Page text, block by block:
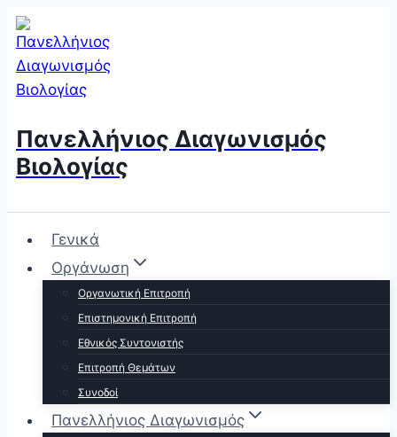
Skip
to
content
Πανελλήνιος Διαγωνισμός
Βιολογίας
Γενικά
Οργάνωση
Οργανωτική Επιτροπή
Επιστημονική Επιτροπή
Εθνικός Συντονιστής
Επιτροπή Θεμάτων
Συνοδοί
Πανελλήνιος Διαγωνισμός